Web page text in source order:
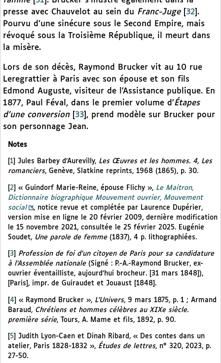
presse avec Chauvelot au sein du Franc-Juge[ 32 .
Pourvu d’une sinécure sous le Second Empire, mais
révoqué sous la Troisième République, il meurt dans
la misère.
Lors de son décès, Raymond Brucker vit au 10 rue
Leregrattier à Paris avec son épouse et son fils
Edmond Auguste, visiteur de l’Assistance publique. En
1877, Paul Féval, dans le premier volume d’Étapes
d’une conversion[ 33 , prend modèle sur Brucker pour
son personnage Jean.
Notes
1 Jules Barbey d’Aurevilly, Les Œuvres et les hommes. 4, Les
romanciers, Genève, Slatkine reprints, 1968 (1865), p. 30.
[2] « Guindorf Marie-Reine, épouse Flichy », Le Maitron,
Dictionnaire biographique Mouvement ouvrier, Mouvement
social
, notice revue et complétée par Laurence Dupérier,
version mise en ligne le 20 février 2009, dernière modification
le 15 novembre 2021, consultée le 25 février 2025. Eugénie
Soudet, Une parole de femme(1837), 4 p. lithographiées.
3
Profession de foi d’un citoyen de Paris pour sa candidature
à l’Assemblée nationale(Signé : P.-A.-Raymond Brucker, ex-
ouvrier éventailliste, aujourd’hui brocheur. [31 mars 1848]),
[Paris], impr. de Guiraudet et Jouaust [1848].
[4] « Raymond Brucker », L’Univers, 9 mars 1875, p. 1 ; Armand
Baraud, Chrétiens et hommes célèbres au XIXe siècle.
première série, Tours, A. Mame et fils, 1892, p. 90.
5
Judith Lyon-Caen et Dinah Ribard, « Des contes dans un
atelier, Paris 1828-1832 », Études de lettres, n° 320, 2023, p.
27-50.